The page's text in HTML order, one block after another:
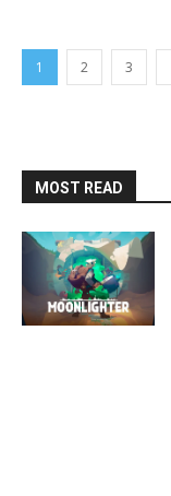
1 2 3
MOST READ